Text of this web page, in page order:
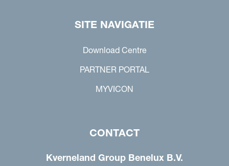
SITE NAVIGATIE
Download Centre
PARTNER PORTAL
MYVICON
CONTACT
Kverneland Group Benelux B.V.